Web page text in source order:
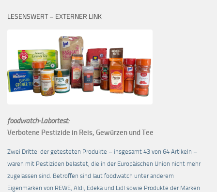
LESENSWERT – EXTERNER LINK
foodwatch-Labortest:
Verbotene Pestizide in Reis, Gewürzen und Tee
Zwei Drittel der getesteten Produkte – insgesamt 43 von 64 Artikeln –
waren mit Pestiziden belastet, die in der Europäischen Union nicht mehr
zugelassen sind. Betroffen sind laut foodwatch unter anderem
Eigenmarken von REWE, Aldi, Edeka und Lidl sowie Produkte der Marken